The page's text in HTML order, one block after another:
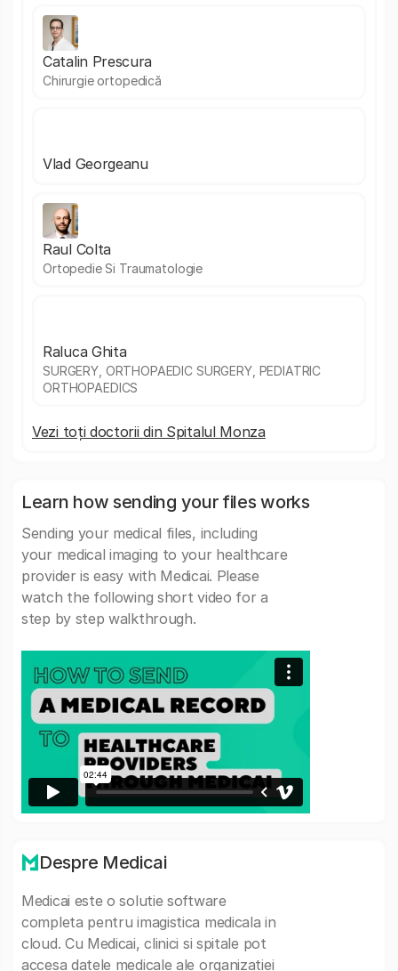
Catalin Prescura
Chirurgie ortopedică
Vlad Georgeanu
Raul Colta
Ortopedie Si Traumatologie
Raluca Ghita
SURGERY, ORTHOPAEDIC SURGERY, PEDIATRIC
ORTHOPAEDICS
Vezi toți doctorii din Spitalul Monza
Learn how sending your files works
Sending your medical files, including
your medical imaging to your healthcare
provider is easy with Medicai. Please
watch the following short video for a
step by step walkthrough.
Despre Medicai
Medicai este o solutie software
completa pentru imagistica medicala in
cloud. Cu Medicai, clinici si spitale pot
accesa datele medicale ale organizatiei